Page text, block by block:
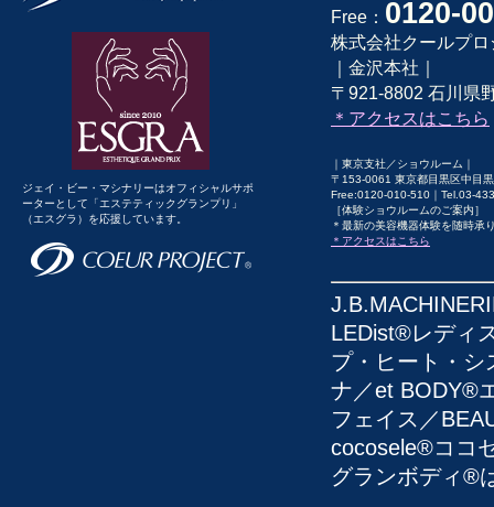
ジェイ・ビー・マシナリーはオフィシャルサポ
ーターとして「エステティックグランプリ」
（エスグラ）を応援しています。
Free： 0120-
株式会社クールプ
｜金沢本社｜
〒921-8802 石川県
＊アクセスはこちら
｜東京支社／ショウルーム｜
〒153-0061 東京都目黒区中目
Free:0120-010-510｜Tel.03-
［体験ショウルームのご案内］
＊最新の美容機器体験を随時承
＊アクセスはこちら
LEDist®レディ
プ・ヒート・
ナ／et BODY®
フェイス／
cocosele®ココ
グランボディ®